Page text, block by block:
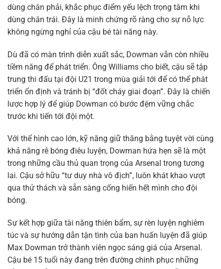
dùng chân phải, khắc phục điểm yếu lệch trọng tâm khi
dùng chân trái. Đây là minh chứng rõ ràng cho sự nỗ lực
không ngừng nghỉ của cậu bé tài năng này.
Dù đã có màn trình diễn xuất sắc, Dowman vẫn còn nhiều
tiềm năng để phát triển. Ông Williams cho biết, cậu sẽ tập
trung thi đấu tại đội U21 trong mùa giải tới để có thể phát
triển ổn định và tránh bị “đốt cháy giai đoạn”. Đây là chiến
lược hợp lý để giúp Dowman có bước đệm vững chắc
trước khi tiến tới đội một.
Với thể hình cao lớn, kỹ năng giữ thăng bằng tuyệt vời cùng
khả năng rê bóng điêu luyện, Dowman hứa hẹn sẽ là một
trong những cầu thủ quan trọng của Arsenal trong tương
lai. Cậu sở hữu “tư duy nhà vô địch”, luôn khát khao vượt
qua thử thách và sẵn sàng cống hiến hết mình cho đội
bóng.
Sự kết hợp giữa tài năng thiên bẩm, sự rèn luyện nghiêm
túc và sự hướng dẫn tận tình của ban huấn luyện đã giúp
Max Dowman trở thành viên ngọc sáng giá của Arsenal.
Cậu bé 15 tuổi này đang trên đường chinh phục những